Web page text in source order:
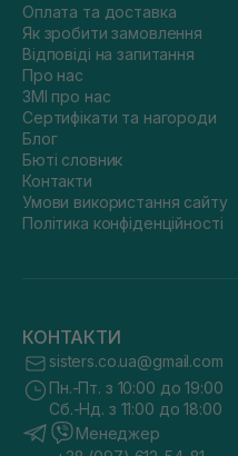
Оплата та доставка
Як зробити замовлення
Відповіді на запитання
Про нас
ЗМІ про нас
Сертифікати та нагороди
Блог
Бюті словник
Контакти
Умови використання сайту
Політика конфіденційності
КОНТАКТИ
sisters.co.ua@gmail.com
Пн.-Пт. з 10:00 до 19:00
Сб.-Нд. з 11:00 до 18:00
Менеджер